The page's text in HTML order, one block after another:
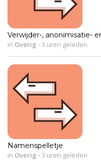
Verwijder-, anonimisatie-
in Overig - 3 uren geleden
Namenspelletje
in Overig - 3 uren geleden